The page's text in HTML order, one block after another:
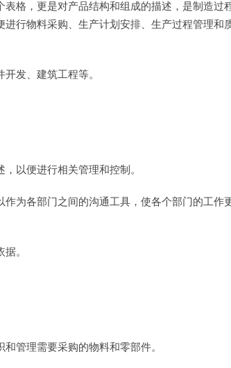
格，更是对产品结构和组成的描述，是制造过
行物料采购、生产计划安排、生产过程管理和
发、建筑工程等。
以便进行相关管理和控制。
为各部门之间的沟通工具，使各个部门的工作
。
管理需要采购的物料和零部件。